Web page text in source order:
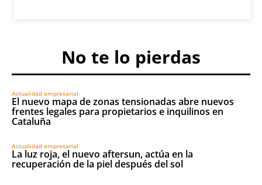
No te lo pierdas
Actualidad empresarial
El nuevo mapa de zonas tensionadas abre nuevos
frentes legales para propietarios e inquilinos en
Cataluña
Actualidad empresarial
La luz roja, el nuevo aftersun, actúa en la
recuperación de la piel después del sol